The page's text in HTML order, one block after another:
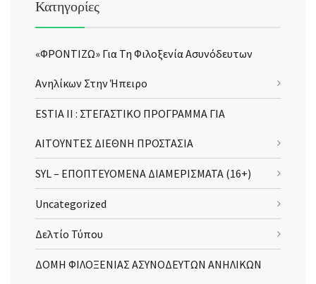
Κατηγορίες
«ΦΡΟΝΤΙΖΩ» Για Τη Φιλοξενία Ασυνόδευτων
Ανηλίκων Στην Ήπειρο
ESTIA II : ΣΤΕΓΑΣΤΙΚΟ ΠΡΟΓΡΑΜΜΑ ΓΙΑ
ΑΙΤΟΥΝΤΕΣ ΔΙΕΘΝΗ ΠΡΟΣΤΑΣΙΑ
SYL – ΕΠΟΠΤΕΥΟΜΕΝΑ ΔΙΑΜΕΡΙΣΜΑΤΑ (16+)
Uncategorized
Δελτίο Τύπου
ΔΟΜΗ ΦΙΛΟΞΕΝΙΑΣ ΑΣΥΝΟΔΕΥΤΩΝ ΑΝΗΛΙΚΩΝ